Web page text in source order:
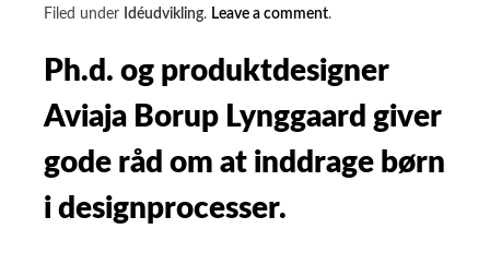
Filed under Idéudvikling. Leave a commenton
råd,
du
inddrage
.
Ph.d. og produktdesigner
Aviaja Borup Lynggaard giver
gode råd om at inddrage børn
i designprocesser.